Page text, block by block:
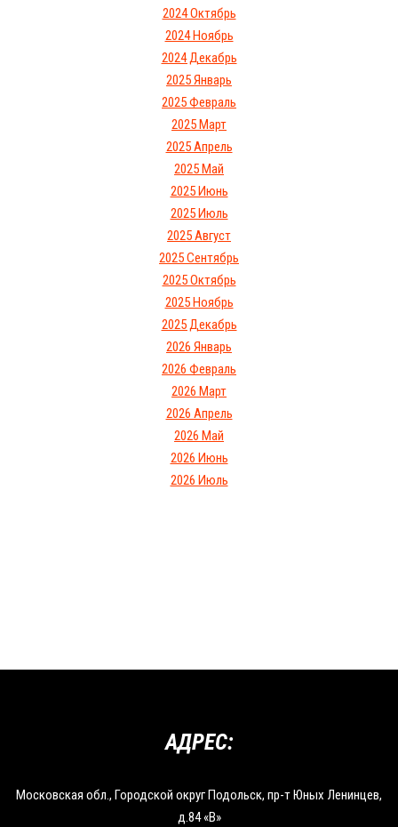
2024 Октябрь
2024 Ноябрь
2024 Декабрь
2025 Январь
2025 Февраль
2025 Март
2025 Апрель
2025 Май
2025 Июнь
2025 Июль
2025 Август
2025 Сентябрь
2025 Октябрь
2025 Ноябрь
2025 Декабрь
2026 Январь
2026 Февраль
2026 Март
2026 Апрель
2026 Май
2026 Июнь
2026 Июль
АДРЕС:
Московская обл., Городской округ Подольск, пр-т Юных Ленинцев,
д.84 «В»